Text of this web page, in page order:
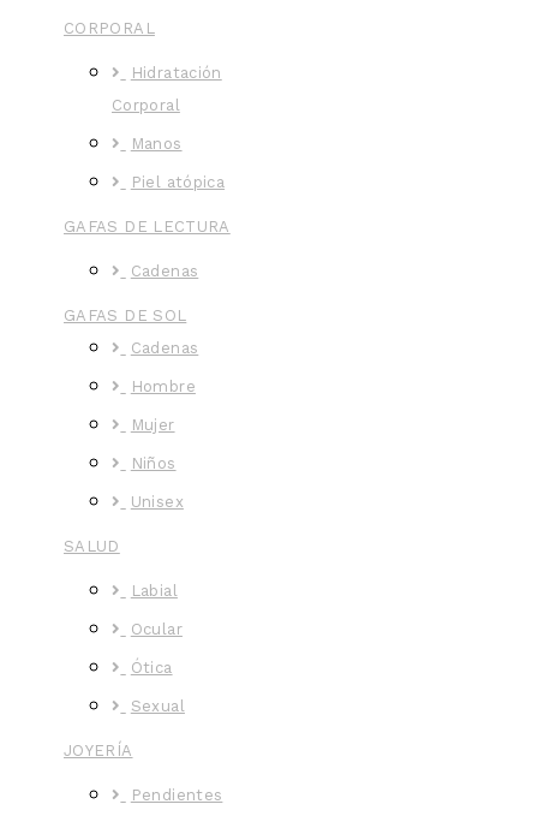
CORPORAL
Hidratación
Corporal
Manos
Piel atópica
GAFAS DE LECTURA
Cadenas
GAFAS DE SOL
Cadenas
Hombre
Mujer
Niños
Unisex
SALUD
Labial
Ocular
Ótica
Sexual
JOYERÍA
Pendientes